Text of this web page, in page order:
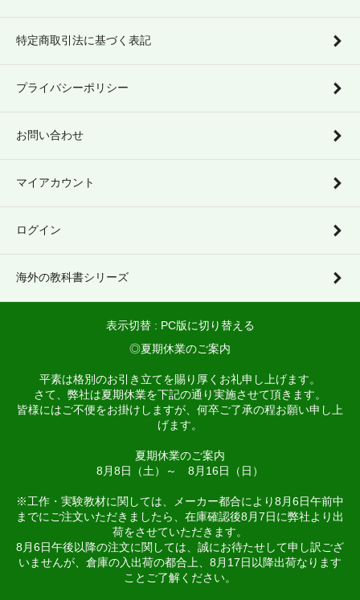
特定商取引法に基づく表記
プライバシーポリシー
お問い合わせ
マイアカウント
ログイン
海外の教科書シリーズ
表示切替 : PC版に切り替える
◎夏期休業のご案内
平素は格別のお引き立てを賜り厚くお礼申し上げます。
さて、弊社は夏期休業を下記の通り実施させて頂きます。
皆様にはご不便をお掛けしますが、何卒ご了承の程お願い申し上
げます。
夏期休業のご案内
8月8日（土）～ 8月16日（日）
※工作・実験教材に関しては、メーカー都合により8月6日午前中
までにご注文いただきましたら、在庫確認後8月7日に弊社より出
荷をさせていただきます。
8月6日午後以降の注文に関しては、誠にお待たせして申し訳ござ
いませんが、倉庫の入出荷の都合上、8月17日以降出荷なります
ことご了解ください。